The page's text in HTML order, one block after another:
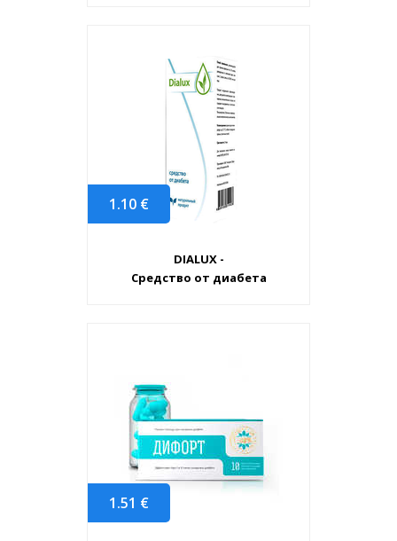
1.10 €
DIALUX -
Средство от диабета
1.51 €